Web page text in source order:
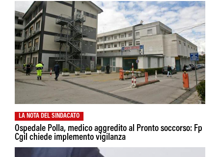
LA NOTA DEL SINDACATO
Ospedale Polla, medico aggredito al Pronto soccorso: Fp
Cgil chiede implemento vigilanza